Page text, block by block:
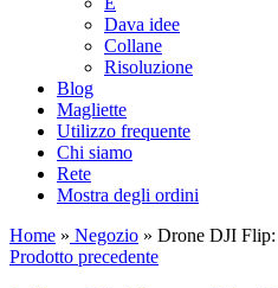
Dava idee
Collane
Risoluzione
Blog
Magliette
Utilizzo frequente
Chi siamo
Rete
Mostra degli ordini
Home » Negozio » Drone DJI Flip:
Prodotto precedente